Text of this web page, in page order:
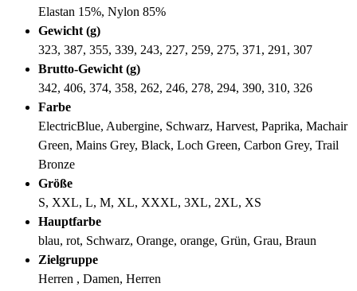
Elastan 15%, Nylon 85%
Gewicht (g)
323, 387, 355, 339, 243, 227, 259, 275, 371, 291, 307
Brutto-Gewicht (g)
342, 406, 374, 358, 262, 246, 278, 294, 390, 310, 326
Farbe
ElectricBlue, Aubergine, Schwarz, Harvest, Paprika, Machair
Green, Mains Grey, Black, Loch Green, Carbon Grey, Trail
Bronze
Größe
S, XXL, L, M, XL, XXXL, 3XL, 2XL, XS
Hauptfarbe
blau, rot, Schwarz, Orange, orange, Grün, Grau, Braun
Zielgruppe
Herren , Damen, Herren